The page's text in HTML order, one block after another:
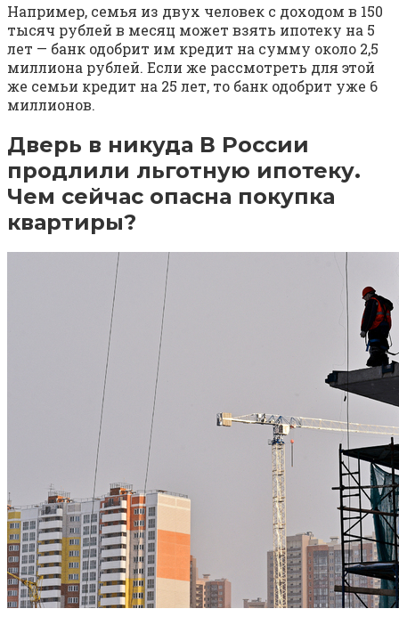
Например, семья из двух человек с доходом в 150
тысяч рублей в месяц может взять ипотеку на 5
лет — банк одобрит им кредит на сумму около 2,5
миллиона рублей. Если же рассмотреть для этой
же семьи кредит на 25 лет, то банк одобрит уже 6
миллионов.
Дверь в никуда В России
продлили льготную ипотеку.
Чем сейчас опасна покупка
квартиры?